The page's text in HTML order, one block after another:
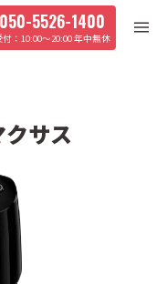
050-5526-1400
10:00〜20:00 年中無休
サス